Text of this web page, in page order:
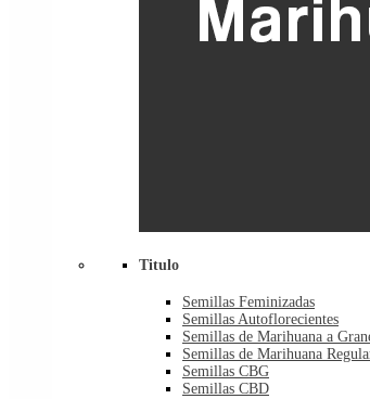
Titulo
Semillas Feminizadas
Semillas Autoflorecientes
Semillas de Marihuana a
Semillas de Marihuana
Semillas CBG
Semillas CBD